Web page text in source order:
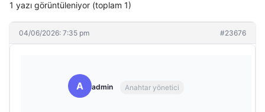
1 yazı görüntüleniyor (toplam 1)
04/06/2026: 7:35 pm #23676
A admin Anahtar yönetici